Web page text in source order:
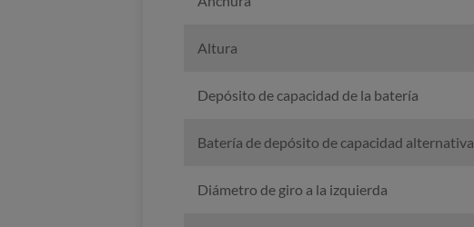
Altura
Depósito de capacidad de la batería
Batería de depósito de capacidad alternativa
Diámetro de giro a la izquierda